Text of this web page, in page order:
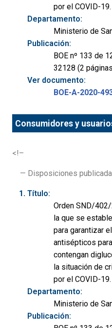
por el COVID-19.
Departamento:
Ministerio de
Publicación:
BOE nº 133 de
32128 (2
Ver documento:
BOE-A-2020-
Consumidores y
<!–
— Disposiciones
Título:
Orden SND/
la que se
para garantizar
antisépticos
contengan
la situación de
por el COVID-19.
Departamento:
Ministerio de
Publicación: